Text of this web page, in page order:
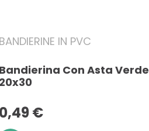
BANDIERINE IN PVC
Bandierina Con Asta Verde
20x30
0,49 €